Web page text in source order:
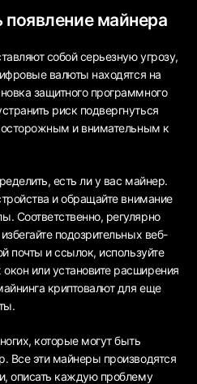
появление майнера
собой серьезную угрозу,
валюты находятся на
защитного программного
риск подвергнуться
осторожным и внимательным к
есть ли у вас майнер.
и обращайте внимание
Соответственно, регулярно
подозрительных веб-
почты и ссылок, используйте
или установите расширения
криптовалют для еще
которые могут быть
Все эти майнеры производятся
описать каждую проблему